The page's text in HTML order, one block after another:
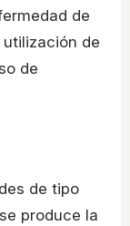
de
de
de
de tipo
produce la